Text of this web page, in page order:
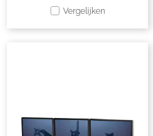
Vergelijken